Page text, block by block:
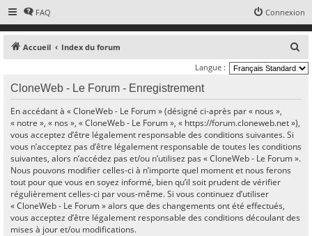
FAQ Connexion
Accueil Index du forum
e
h
Langue :
CloneWeb - Le Forum - Enregistrement
En accédant à « CloneWeb - Le Forum » (désigné ci-après par « nous »,
« notre », « nos », « CloneWeb - Le Forum », « https://forum.cloneweb.net »),
vous acceptez d’être légalement responsable des conditions suivantes. Si
vous n’acceptez pas d’être légalement responsable de toutes les conditions
suivantes, alors n’accédez pas et/ou n’utilisez pas « CloneWeb - Le Forum ».
Nous pouvons modifier celles-ci à n’importe quel moment et nous ferons
tout pour que vous en soyez informé, bien qu’il soit prudent de vérifier
régulièrement celles-ci par vous-même. Si vous continuez d’utiliser
« CloneWeb - Le Forum » alors que des changements ont été effectués,
vous acceptez d’être légalement responsable des conditions découlant des
mises à jour et/ou modifications.